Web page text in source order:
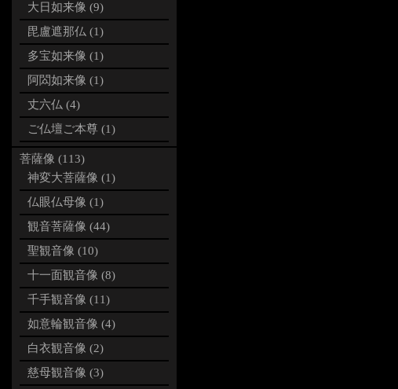
大日如来像 (9)
毘盧遮那仏 (1)
多宝如来像 (1)
阿閦如来像 (1)
丈六仏 (4)
ご仏壇ご本尊 (1)
菩薩像 (113)
神変大菩薩像 (1)
仏眼仏母像 (1)
観音菩薩像 (44)
聖観音像 (10)
十一面観音像 (8)
千手観音像 (11)
如意輪観音像 (4)
白衣観音像 (2)
慈母観音像 (3)